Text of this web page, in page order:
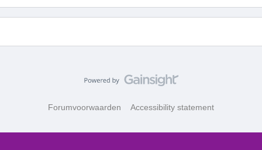
Forumvoorwaarden Accessibility statement